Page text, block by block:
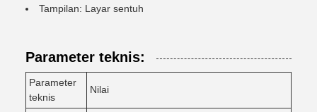
Tampilan: Layar sentuh
Parameter teknis:
Parameter
teknis
Nilai